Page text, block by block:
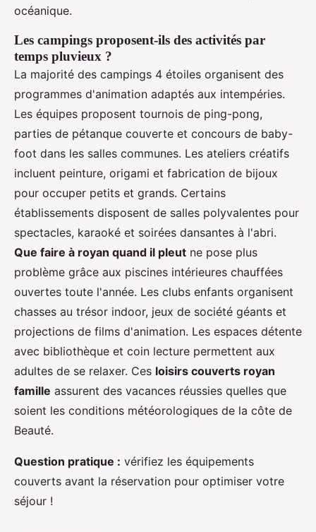
océanique.
Les campings proposent-ils des activités par
temps pluvieux ?
La majorité des campings 4 étoiles organisent des
programmes d'animation adaptés aux intempéries.
Les équipes proposent tournois de ping-pong,
parties de pétanque couverte et concours de baby-
foot dans les salles communes. Les ateliers créatifs
incluent peinture, origami et fabrication de bijoux
pour occuper petits et grands. Certains
établissements disposent de salles polyvalentes pour
spectacles, karaoké et soirées dansantes à l'abri.
Que faire à royan quand il pleut ne pose plus
problème grâce aux piscines intérieures chauffées
ouvertes toute l'année. Les clubs enfants organisent
chasses au trésor indoor, jeux de société géants et
projections de films d'animation. Les espaces détente
avec bibliothèque et coin lecture permettent aux
adultes de se relaxer. Ces loisirs couverts royan
famille assurent des vacances réussies quelles que
soient les conditions météorologiques de la côte de
Beauté.
Question pratique : vérifiez les équipements
couverts avant la réservation pour optimiser votre
séjour !